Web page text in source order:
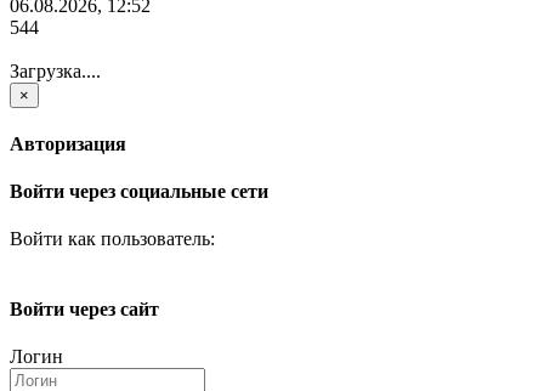
06.08.2026, 12:52
544
Загрузка....
×
Авторизация
Войти через социальные сети
Войти как пользователь:
Войти через сайт
Логин